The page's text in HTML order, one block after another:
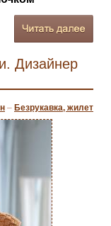
Дизайнер
– Безрукавка, жилет